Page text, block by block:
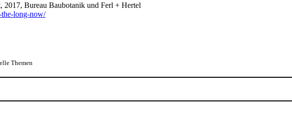
Bureau Baubotanik und Ferl + Hertel
long-now/
Themen